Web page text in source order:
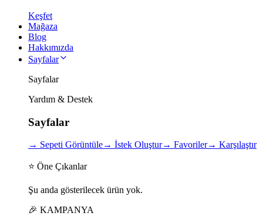
Keşfet
Mağaza
Blog
Hakkımızda
Sayfalar
Sayfalar
Yardım & Destek
Sayfalar
→ Sepeti Görüntüle→ İstek Oluştur→ Favoriler→ Karşılaştır
⭐ Öne Çıkanlar
Şu anda gösterilecek ürün yok.
🎉 KAMPANYA